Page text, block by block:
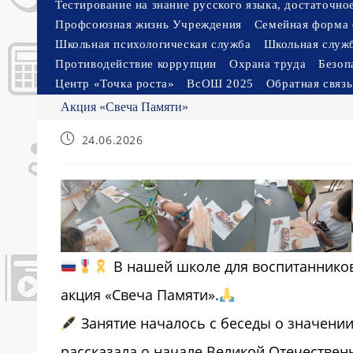
Тестирование на знание русского языка,
Профсоюзная жизнь Учреждения
Семейная форма
Школьная психологическая служба
Школьная
Противодействие коррупции
Охрана труда
Центр «Точка роста»
ВсОШ 2025 Обратная связь
Акция «Свеча Памяти»
Запись24.06.2026
В нашей школе для
акция «Свеча Памяти».
Занятие началось с беседы о